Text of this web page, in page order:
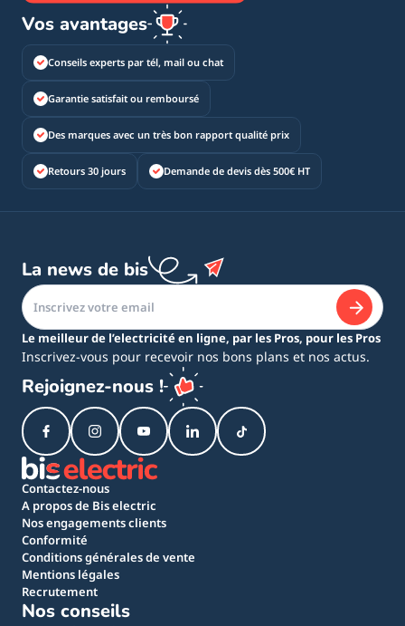
Vos avantages
Conseils experts par tél, mail ou chat
Garantie satisfait ou remboursé
Des marques avec un très bon rapport qualité prix
Retours 30 jours Demande de devis dès 500€ HT
La news de bis
Le meilleur de l’electricité en ligne, par les Pros, pour les Pros
Inscrivez-vous pour recevoir nos bons plans et nos actus.
Rejoignez-nous !
Contactez-nous
A propos de Bis electric
Nos engagements clients
Conformité
Conditions générales de vente
Mentions légales
Recrutement
Nos conseils